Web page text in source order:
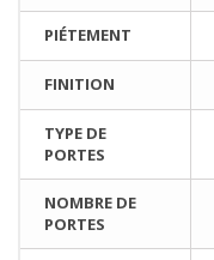
PIÉTEMENT
FINITION
TYPE DE
PORTES
NOMBRE DE
PORTES